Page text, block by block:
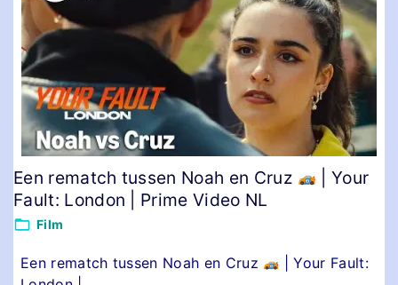
Een rematch tussen Noah en Cruz
| Your
Fault: London | Prime Video NL
Film
Een rematch tussen Noah en Cruz
| Your Fault: